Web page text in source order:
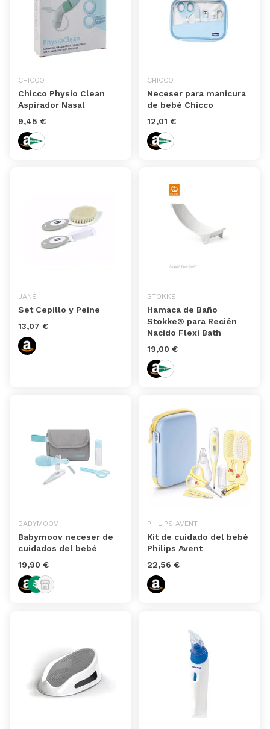
CHICCO
Chicco Physio Clean
Aspirador Nasal
9,45 €
CHICCO
Neceser para manicura
de bebé Chicco
12,01 €
JANÉ
Set Cepillo y Peine
13,07 €
STOKKE
Hamaca de Baño
Stokke® para Recién
Nacido Flexi Bath
19,00 €
BABYMOOV
Babymoov neceser de
cuidados del bebé
19,90 €
PHILIPS AVENT
Kit de cuidado del bebé
Philips Avent
22,56 €